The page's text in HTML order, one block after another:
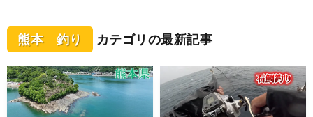
熊本 釣り カテゴリの最新記事